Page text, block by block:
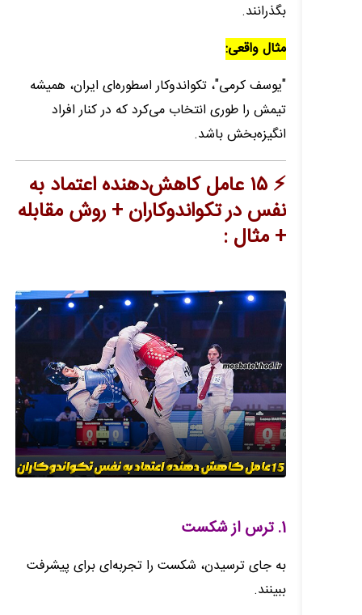
بگذرانند.
مثال واقعی:
"یوسف کرمی"، تکواندوکار اسطوره‌ای ایران، همیشه
تیمش را طوری انتخاب می‌کرد که در کنار افراد
انگیزه‌بخش باشد.
⚡️ ۱۵ عامل کاهش‌دهنده اعتماد به
نفس در تکواندوکاران + روش مقابله
+ مثال :
1. ترس از شکست
به جای ترسیدن، شکست را تجربه‌ای برای پیشرفت
ببینند.